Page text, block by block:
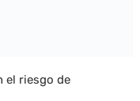
el riesgo de